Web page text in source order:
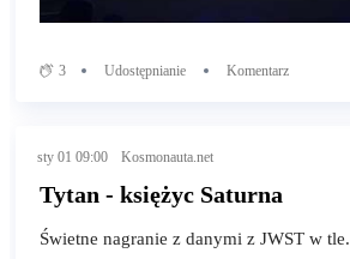
3 Udostępnianie Komentarz
sty 01 09:00 Kosmonauta.net
Tytan - księżyc Saturna
Świetne nagranie z danymi z JWST w tle.